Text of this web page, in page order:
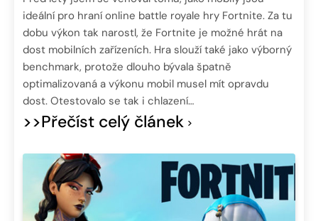
ideální pro hraní online battle royale hry Fortnite. Za tu
dobu výkon tak narostl, že Fortnite je možné hrát na
dost mobilních zařízeních. Hra slouží také jako výborný
benchmark, protože dlouho bývala špatně
optimalizovaná a výkonu mobil musel mít opravdu
dost. Otestovalo se tak i chlazení…
>>Přečíst celý článek